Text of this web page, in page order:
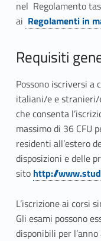
i
i
n
g
o
l
i
nel Regolamento
ai Regolamenti in
Requisiti
Possono iscriversi
italiani/e e stranieri/
che consenta
massimo di 36 CFU
residenti all’estero
disposizioni e delle
sito http://
L’iscrizione ai corsi
Gli esami possono
disponibili per